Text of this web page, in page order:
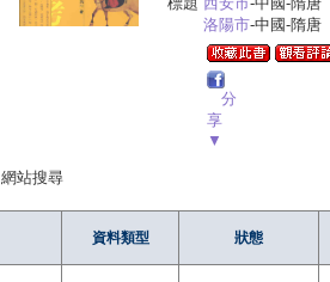
洛陽市-中國-隋唐
分
享
▼
網站搜尋
資料類型 狀態